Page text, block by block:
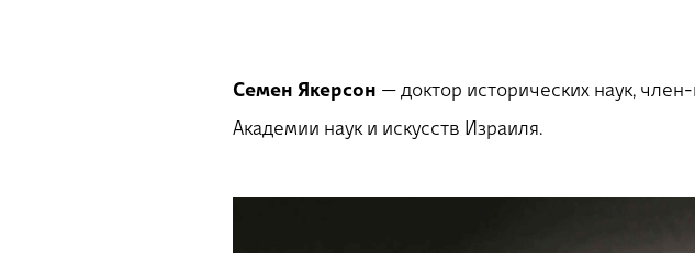
Семен Якерсон — доктор исторических наук,
Академии наук и искусств Израиля.